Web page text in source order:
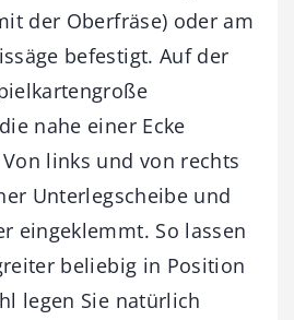
der Oberfräse) oder am
befestigt. Auf der
nahe einer Ecke
links und von rechts
Unterlegscheibe und
eingeklemmt. So lassen
beliebig in Position
legen Sie natürlich